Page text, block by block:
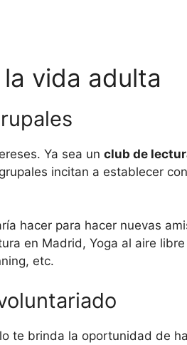
vida adulta
Ya sea un club de
incitan a establecer
hacer para hacer nuevas
en Madrid, Yoga al aire
etc.
te brinda la oportunidad de